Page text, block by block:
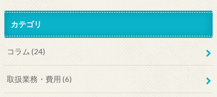
カテゴリ
コラム (24)
取扱業務・費用 (6)